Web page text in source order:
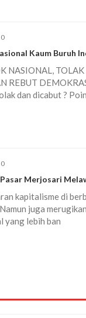
0
Kaum Buruh
NASIONAL,
REBUT
dan dicabut ?
0
Merjosari
kapitalisme di
juga
yang lebih ban